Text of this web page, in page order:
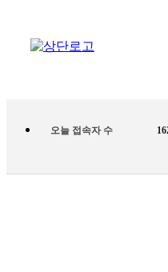
오늘 접속자 수